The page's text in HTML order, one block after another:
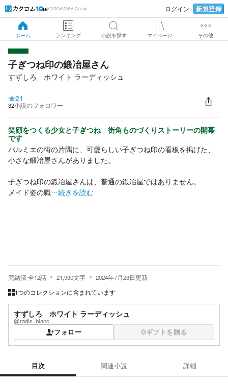
KADOKAWA Group ログイン 新規登録
ホーム ランキング 小説を探す マイページ その他
子ぎつね印の鍛冶屋さん
すずしろ ホワイト ラーディッシュ
★21
32小説のフォロワー
笑顔をつくる少女と子ぎつね 街角ものづくりストーリーの開幕
です
パルミエの街の片隅に、可愛らしい子ぎつね印の看板を掲げた、
小さな鍛冶屋さんがありました。
子ぎつね印の鍛冶屋さんは、普通の鍛冶屋ではありません。
メイド姿の職…続きを読む
完結済全12話 21,930文字 2024年7月23日更新
1つのコレクションに含まれています
すずしろ ホワイト ラーディッシュ
@radis_blanc
フォロー ギフトを贈る
目次 関連小説 詳細